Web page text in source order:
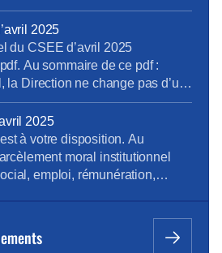
et que les salariés se
Crozier, président national
est dans l’Hérault ce
les 1.500 salariés qui
[…]
2025
du CSEE d’avril 2025
Au sommaire de ce pdf :
la Direction ne change pas d’un
pages (enquête du CNPS) Les
! (rapport des médecins
inventaire à la Prévert Atalante
2025
à votre disposition. Au
moral institutionnel
emploi, rémunération,
lire les articles au fil de leur
Revue de presse, mais aussi